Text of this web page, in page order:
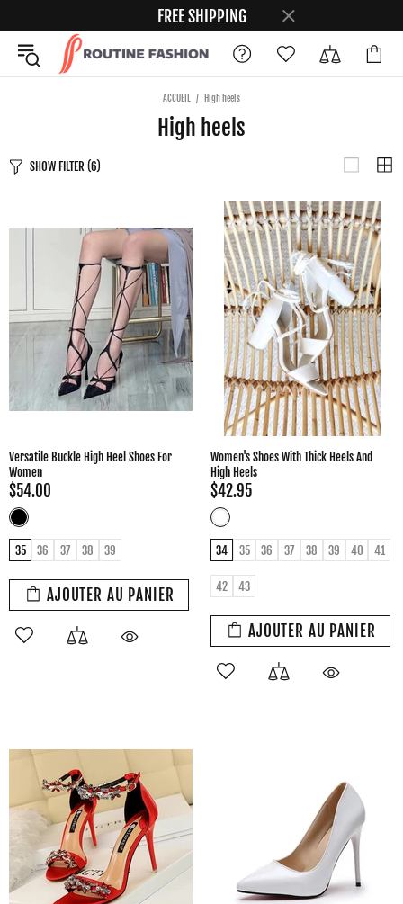
FREE SHIPPING
ACCUEIL High heels
High heels
SHOW FILTER (6)
Versatile Buckle High Heel Shoes For
Women
$54.00
35 36 37 38 39
AJOUTER AU PANIER
Women's Shoes With Thick Heels And
High Heels
$42.95
34 35 36 37 38 39 40 41
42 43
AJOUTER AU PANIER